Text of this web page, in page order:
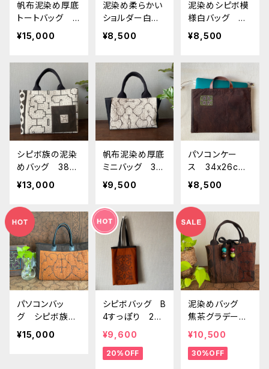
帆布泥染め厚底
トートバッグ 3
5x24x13 本革
持ち手フリンジ
¥15,000
泥染め柔らかい
ショルダー白 2
7x30cm シピ
ボ族の泥染め
¥8,500
泥染めシピボ模
様白バッグ 柔
らかいアナコン
ダ白 31x32cm
¥8,500
シピボ族の泥染
めバッグ 38x2
9cm 黒ポケッ
ト付き マグネ
ットホック
¥13,000
帆布泥染め厚底
ミニバッグ 35
x16x10cm マグ
ネットホック付き
¥9,500
パソコンケー
ス 34x26cm
泥染め緑刺繍
シピボ族の泥染
め クラッチバッ
グ11
¥8,500
パソコンバッ
グ シピボ族の
泥染めを手縫い
キルト 本革の
¥15,000
シピボバッグ B
4すっぽり 2面
オリジナル シ
ピボ族の泥染め
¥9,600
20%OFF
泥染めバッグ
焦茶グラデーシ
ョン模様の泥染
めパッチワーク
中型巾着ふた
¥10,500
30%OFF